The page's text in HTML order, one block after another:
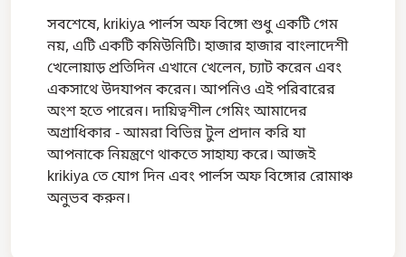
সবশেষে, krikiya পার্লস অফ বিঙ্গো শুধু একটি গেম
নয়, এটি একটি কমিউনিটি। হাজার হাজার বাংলাদেশী
খেলোয়াড় প্রতিদিন এখানে খেলেন, চ্যাট করেন এবং
একসাথে উদযাপন করেন। আপনিও এই পরিবারের
অংশ হতে পারেন। দায়িত্বশীল গেমিং আমাদের
অগ্রাধিকার - আমরা বিভিন্ন টুল প্রদান করি যা
আপনাকে নিয়ন্ত্রণে থাকতে সাহায্য করে। আজই
krikiya তে যোগ দিন এবং পার্লস অফ বিঙ্গোর রোমাঞ্চ
অনুভব করুন।